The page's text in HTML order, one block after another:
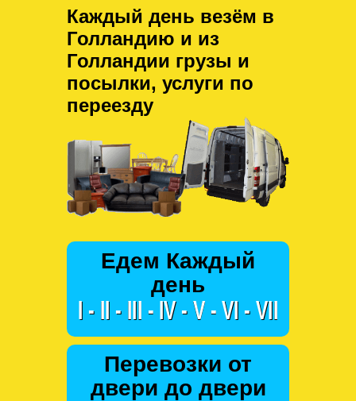
Каждый день везём в
Голландию и из
Голландии грузы и
посылки, услуги по
переезду
Едем Каждый
день
Перевозки от
двери до двери